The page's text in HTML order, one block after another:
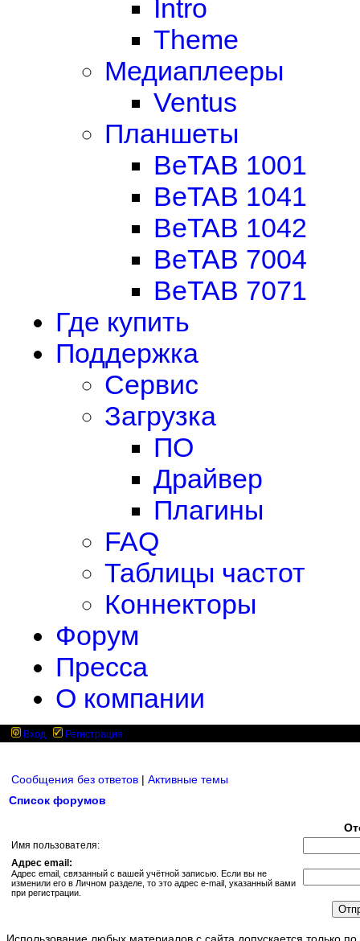
Intro
Theme
Медиаплееры
Ventus
Планшеты
BeTAB 1001
BeTAB 1041
BeTAB 1042
BeTAB 7004
BeTAB 7071
Где купить
Поддержка
Сервис
Загрузка
ПО
Драйвер
Плагины
FAQ
Таблицы частот
Коннекторы
Форум
Пресса
О компании
Вход Регистрация
Сообщения без ответов | Активные темы
Список форумов
Имя пользователя:
Адрес email:
Адрес email, связанный с вашей учётной записью. Если вы не
изменили его в Личном разделе, то это адрес e-mail, указанный вами
при регистрации.